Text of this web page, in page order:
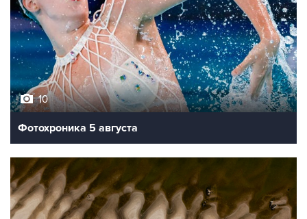
10
Фотохроника 5 августа